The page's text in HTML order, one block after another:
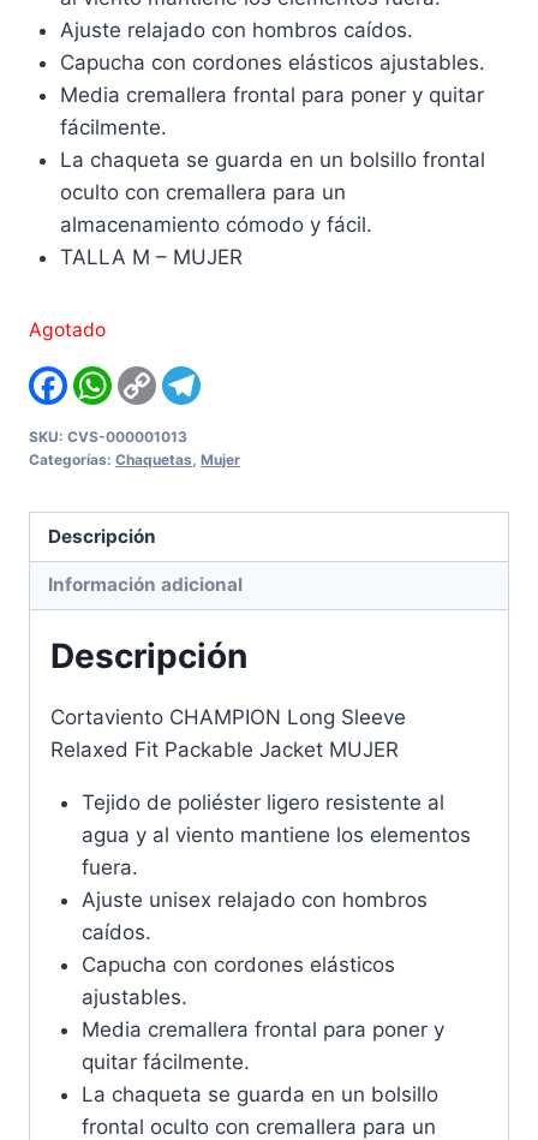
Ajuste relajado con hombros caídos.
Capucha con cordones elásticos ajustables.
Media cremallera frontal para poner y quitar
fácilmente.
La chaqueta se guarda en un bolsillo frontal
oculto con cremallera para un
almacenamiento cómodo y fácil.
TALLA M – MUJER
Agotado
FacebookWhatsApp
Copy
Link
SKU: CVS-000001013
Categorías: Chaquetas, Mujer
Descripción
Información adicional
Descripción
Cortaviento CHAMPION Long Sleeve
Relaxed Fit Packable Jacket MUJER
Tejido de poliéster ligero resistente al
agua y al viento mantiene los elementos
fuera.
Ajuste unisex relajado con hombros
caídos.
Capucha con cordones elásticos
ajustables.
Media cremallera frontal para poner y
quitar fácilmente.
La chaqueta se guarda en un bolsillo
frontal oculto con cremallera para un